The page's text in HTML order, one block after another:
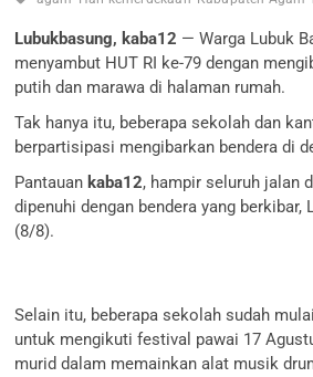
Lubukbasung, kaba12 — Warga Lubuk
menyambut HUT RI ke-79 dengan
putih dan marawa di halaman rumah.
Tak hanya itu, beberapa sekolah dan
berpartisipasi mengibarkan bendera di
Pantauan kaba12, hampir seluruh jalan
dipenuhi dengan bendera yang berkibar,
(8/8).
Selain itu, beberapa sekolah sudah
untuk mengikuti festival pawai 17
murid dalam memainkan alat musik